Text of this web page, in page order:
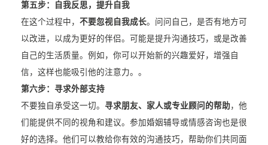
第五步：自我反思，提升自我
在这个过程中， 不要忽视自我成长。问问自己，是否有地方可
以改进，以成为更好的伴侣。可能是提升沟通技巧，或是改善
自己的生活质量。例如，你可以开始新的兴趣爱好，增强自
信，这样也能吸引他的注意力。。
第六步：寻求外部支持
不要独自承受这一切。 寻求朋友、家人或专业顾问的帮助，他
们能提供不同的视角和建议。参加婚姻辅导或情感咨询也是很
好的选择。他们可以教给你有效的沟通技巧，帮助你们共同面